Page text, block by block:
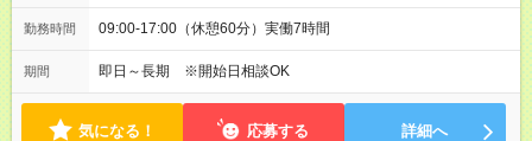
勤務時間 09:00-17:00（休憩60分）実働7時間
期間 即日～長期 ※開始日相談OK
気になる！ 応募する 詳細へ